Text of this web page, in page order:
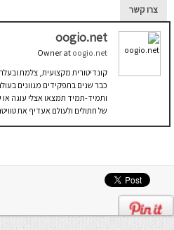
צרו קשר
oogio.net
Owner at oogio.net
קונדיטורית מקצועית, צלמת
כבר שנים בתפקידים מגוונים
ותמיד-תמיד תמצאו אצלי עוגה או
של חתולים ולעולם אעדיף את